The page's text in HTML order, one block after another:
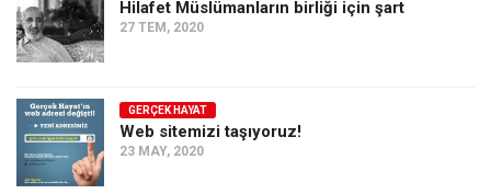
Hilafet Müslümanların birliği için şart
27 TEM, 2020
GERÇEK HAYAT
Web sitemizi taşıyoruz!
23 MAY, 2020